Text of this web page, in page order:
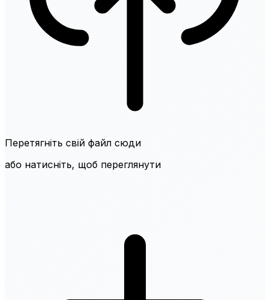
Перетягніть свій файл сюди
або натисніть, щоб переглянути